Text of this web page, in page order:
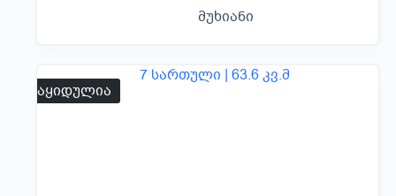
მუხიანი
გაყიდულია